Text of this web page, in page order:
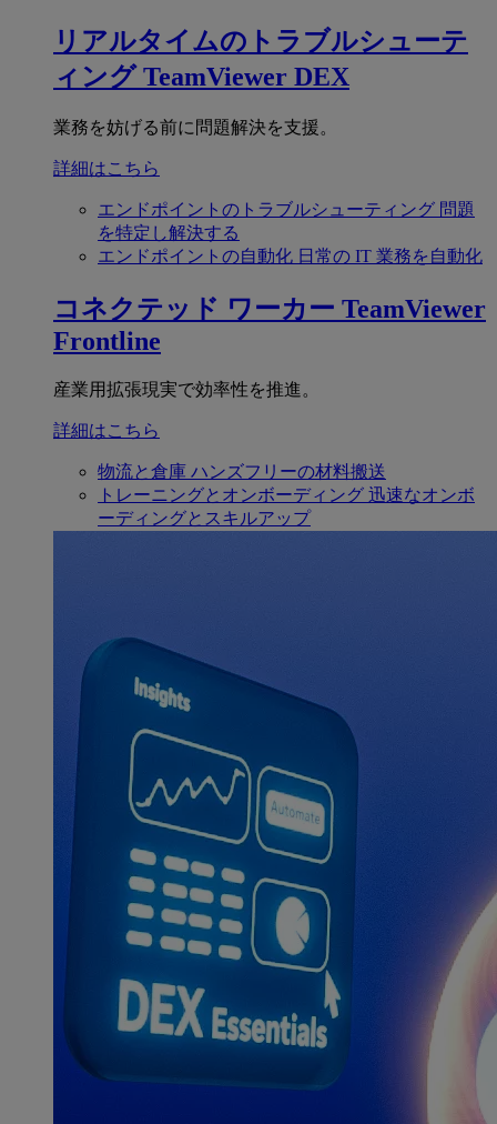
リアルタイムのトラブルシューテ
ィング TeamViewer DEX
業務を妨げる前に問題解決を支援。
詳細はこちら
エンドポイントのトラブルシューティング 問題
を特定し解決する
エンドポイントの自動化 日常の IT 業務を自動化
コネクテッド ワーカー TeamViewer
Frontline
産業用拡張現実で効率性を推進。
詳細はこちら
物流と倉庫 ハンズフリーの材料搬送
トレーニングとオンボーディング 迅速なオンボ
ーディングとスキルアップ